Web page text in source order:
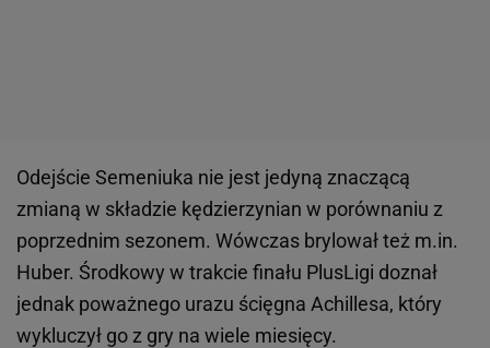
Odejście Semeniuka nie jest jedyną znaczącą
zmianą w składzie kędzierzynian w porównaniu z
poprzednim sezonem. Wówczas brylował też m.in.
Huber. Środkowy w trakcie finału PlusLigi doznał
jednak poważnego urazu ścięgna Achillesa, który
wykluczył go z gry na wiele miesięcy.